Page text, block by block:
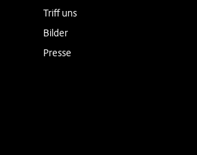
Triff uns
Bilder
Presse